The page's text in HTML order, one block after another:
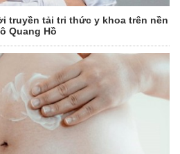
truyền tải tri thức y khoa trên nền
Quang Hồ